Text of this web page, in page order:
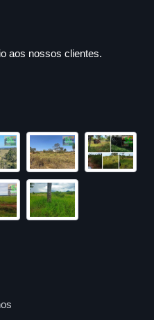
aos nossos clientes.